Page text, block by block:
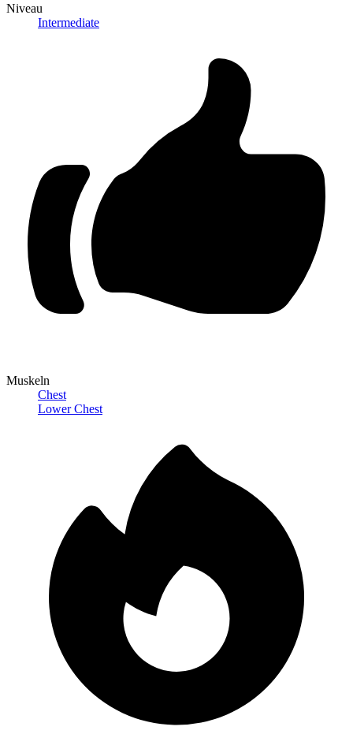
Niveau
Intermediate
Muskeln
Chest
Lower Chest